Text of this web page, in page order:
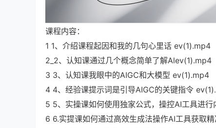
课程内容：
1 1、介绍课程起因和我的几句心里话 ev(1).mp4
2_2、认知课通过几个概念简单了解Alev(1).mp4
3 3、认知课我眼中的AIGC和大模型 ev(1).mp4
4 4、经验课提示词是引导AIGC的关键指令
5 5、实操课如何使用独家公式，操控AI工具进
6 6.实提课如何通过高效生成法操作AI工具获取